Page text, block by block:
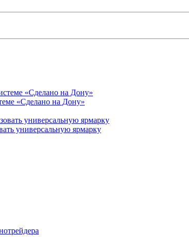
«Сделано на Дону»
универсальную ярмарку